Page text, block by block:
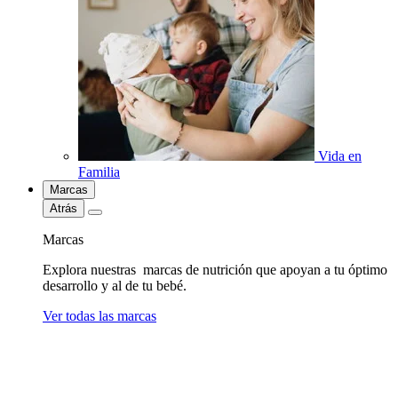
Vida en
Familia
Marcas
Atrás
Marcas
Explora nuestras marcas de nutrición que apoyan a tu óptimo
desarrollo y al de tu bebé.
Ver todas las marcas